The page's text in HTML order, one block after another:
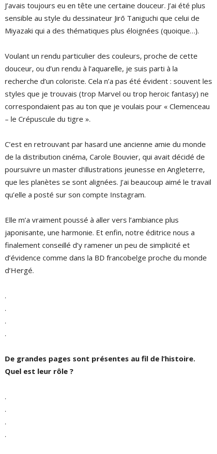
J’avais toujours eu en tête une certaine douceur. J’ai été plus
sensible au style du dessinateur Jirō Taniguchi que celui de
Miyazaki qui a des thématiques plus éloignées (quoique…).
Voulant un rendu particulier des couleurs, proche de cette
douceur, ou d’un rendu à l’aquarelle, je suis parti à la
recherche d’un coloriste. Cela n’a pas été évident : souvent les
styles que je trouvais (trop Marvel ou trop heroic fantasy) ne
correspondaient pas au ton que je voulais pour « Clemenceau
– le Crépuscule du tigre ».
C’est en retrouvant par hasard une ancienne amie du monde
de la distribution cinéma, Carole Bouvier, qui avait décidé de
poursuivre un master d’illustrations jeunesse en Angleterre,
que les planètes se sont alignées. J’ai beaucoup aimé le travail
qu’elle a posté sur son compte Instagram.
Elle m’a vraiment poussé à aller vers l’ambiance plus
japonisante, une harmonie. Et enfin, notre éditrice nous a
finalement conseillé d’y ramener un peu de simplicité et
d’évidence comme dans la BD francobelge proche du monde
d’Hergé.
.
.
.
.
De grandes pages sont présentes au fil de l’histoire.
Quel est leur rôle ?
.
.
.
.